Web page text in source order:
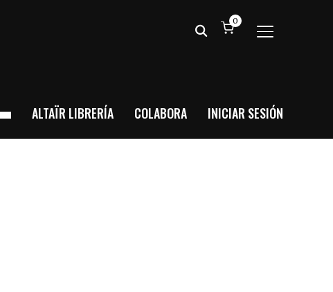
ALTERNAR
0
ALTAÏR LIBRERÍA COLABORA INICIAR SESIÓN